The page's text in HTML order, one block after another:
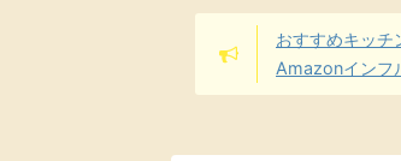
おすすめキッチ
Amazonインフ